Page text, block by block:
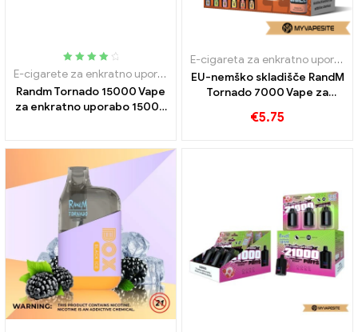
Ocenjeno
5
E-cigarete za enkratno uporabo
Randm Tornado 15000 Vape
za enkratno uporabo 15000
E-cigareta za enkratno uporabo z nikotinom
EU-nemško skladišče RandM
Tornado 7000 Vape za
Napihnjenci
€5.75